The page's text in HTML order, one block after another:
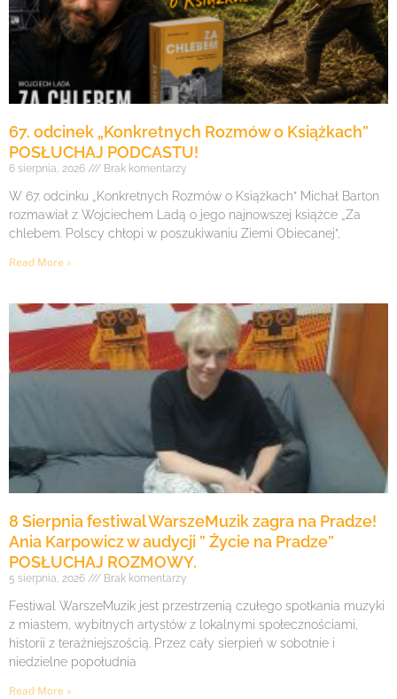
67. odcinek „Konkretnych Rozmów o Książkach”
POSŁUCHAJ PODCASTU!
6 sierpnia, 2026 Brak komentarzy
W 67. odcinku „Konkretnych Rozmów o Książkach” Michał Barton
rozmawiał z Wojciechem Ladą o jego najnowszej książce „Za
chlebem. Polscy chłopi w poszukiwaniu Ziemi Obiecanej”,
Read More »
8 Sierpnia festiwal WarszeMuzik zagra na Pradze!
Ania Karpowicz w audycji ” Życie na Pradze”
POSŁUCHAJ ROZMOWY.
5 sierpnia, 2026 Brak komentarzy
Festiwal WarszeMuzik jest przestrzenią czułego spotkania muzyki
z miastem, wybitnych artystów z lokalnymi społecznościami,
historii z teraźniejszością. Przez cały sierpień w sobotnie i
niedzielne popołudnia
Read More »